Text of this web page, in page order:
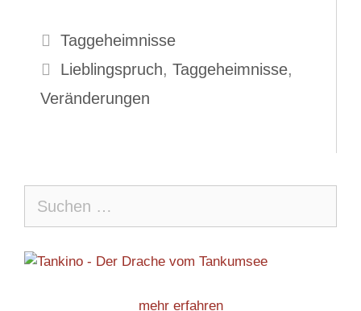
Kategorien
Taggeheimnisse
Schlagwörter
Lieblingspruch, Taggeheimnisse,
Veränderungen
nach:
mehr erfahren